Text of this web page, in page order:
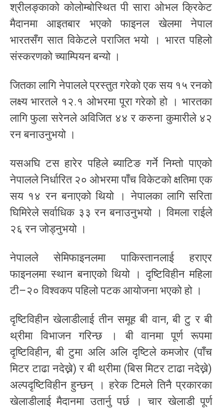
श्रीलङ्काको कोलोम्बोस्थित पी सारा ओभल क्रिकेट
मैदानमा आइतबार भएको फाइनल खेलमा नेपाल
भारतसँग सात विकेटले पराजित भयो । भारत पहिलो
संस्करणको च्याम्पियन बन्यो ।
जितका लागि नेपालले प्रस्तुत गरेको एक सय १५ रनको
लक्ष्य भारतले १२.१ ओभरमा पूरा गरेको हो । भारतका
लागि फुला सरेनले अविजित ४४ र करुना कुमारीले ४२
रन बनाउनुभयो ।
यसअघि टस हारेर पहिले ब्याटिङ गर्ने निम्तो पाएको
नेपालले निर्धारित २० ओभरमा पाँच विकेटको क्षतिमा एक
सय १४ रन बनाएको थियो । नेपालका लागि सरिता
घिमिरेले सर्वाधिक ३३ रन बनाउनुभयो । विमला राईले
२६ रन जोड्नुभयो ।
नेपालले सेमिफाइनलमा पाकिस्तानलाई हराएर
फाइनलमा स्थान बनाएको थियो । दृष्टिविहीन महिला
टी–२० विश्वकप पहिलो पटक आयोजना भएको हो ।
दृष्टिविहीन खेलाडीलाई तीन समूह बी वान, बी टु र बी
थ्रीमा विभाजन गरिन्छ । बी वानमा पूर्ण रूपमा
दृष्टिविहीन, बी टुमा अलि अलि दृष्टिले कमजोर (पाँच
मिटर टाढा नदेख्ने) र बी थ्रीमा (बिस मिटर टाढा नदेख्ने)
अल्पदृष्टिविहीन हुन्छन् । हरेक टिमले तिनै प्रकारका
खेलाडीलाई मैदानमा उतार्नु पर्छ । चार खेलाडी पूर्ण